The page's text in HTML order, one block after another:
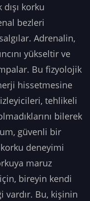
korku
bezleri
Adrenalin,
yükseltir ve
Bu fizyolojik
hissetmesine
tehlikeli
bilerek
güvenli bir
deneyimi
maruz
bireyin kendi
vardır. Bu, kişinin